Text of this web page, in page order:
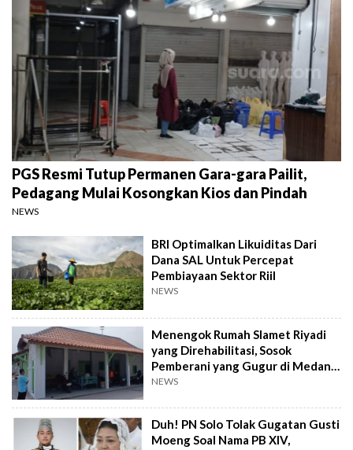
PGS Resmi Tutup Permanen Gara-gara Pailit,
Pedagang Mulai Kosongkan Kios dan Pindah
NEWS
BRI Optimalkan Likuiditas Dari
Dana SAL Untuk Percepat
Pembiayaan Sektor Riil
NEWS
Menengok Rumah Slamet Riyadi
yang Direhabilitasi, Sosok
Pemberani yang Gugur di Medan
Perang
NEWS
Duh! PN Solo Tolak Gugatan Gusti
Moeng Soal Nama PB XIV,